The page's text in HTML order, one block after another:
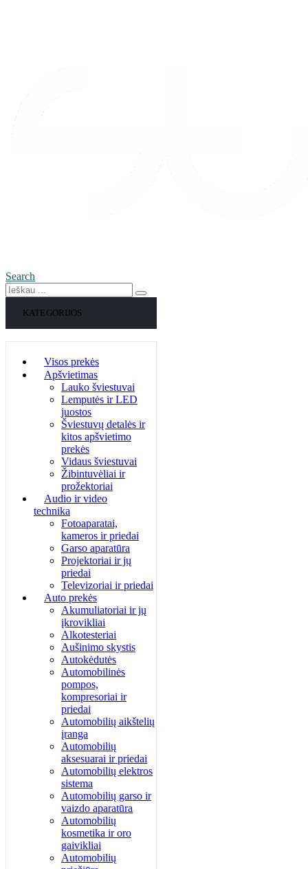
Search
KATEGORIJOS
Visos prekės
Apšvietimas
Lauko šviestuvai
Lemputės ir LED
juostos
Šviestuvų detalės ir
kitos apšvietimo
prekės
Vidaus šviestuvai
Žibintuvėliai ir
prožektoriai
Audio ir video
technika
Fotoaparatai,
kameros ir priedai
Garso aparatūra
Projektoriai ir jų
priedai
Televizoriai ir priedai
Auto prekės
Akumuliatoriai ir jų
įkrovikliai
Alkotesteriai
Aušinimo skystis
Autokėdutės
Automobilinės
pompos,
kompresoriai ir
priedai
Automobilių aikštelių
įranga
Automobilių
aksesuarai ir priedai
Automobilių elektros
sistema
Automobilių garso ir
vaizdo aparatūra
Automobilių
kosmetika ir oro
gaivikliai
Automobilių